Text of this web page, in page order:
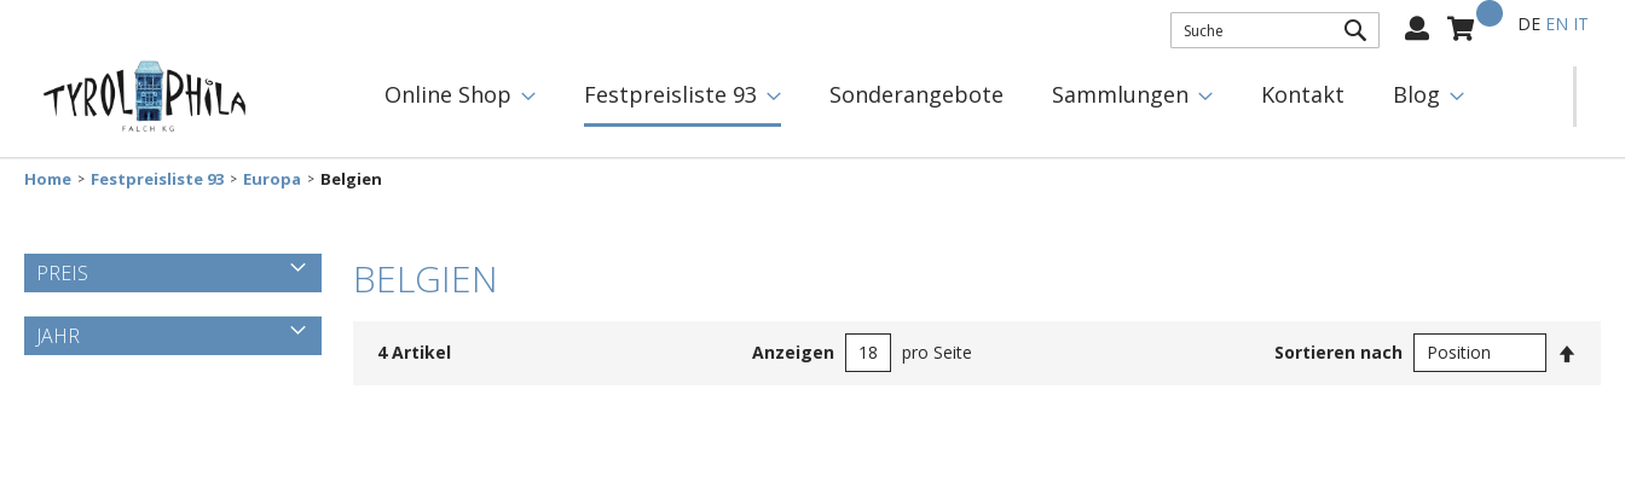
Mein Warenkorb
Select
DE EN IT
Online Shop Festpreisliste 93 Sonderangebote Sammlungen Kontakt Blog
Home Festpreisliste 93 Europa Belgien
BELGIEN
4Artikel Anzeigen pro Seite Sortieren nach
PREIS
JAHR